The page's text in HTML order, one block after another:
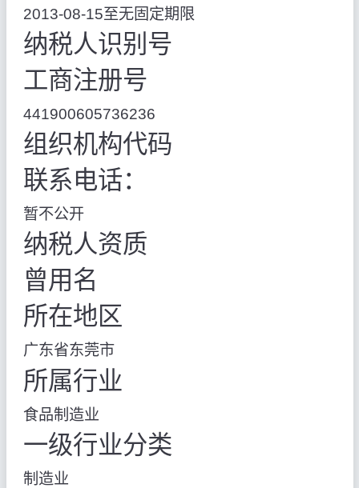
2013-08-15至无固定期限
纳税人识别号
工商注册号
441900605736236
组织机构代码
联系电话：
暂不公开
纳税人资质
曾用名
所在地区
广东省东莞市
所属行业
食品制造业
一级行业分类
制造业